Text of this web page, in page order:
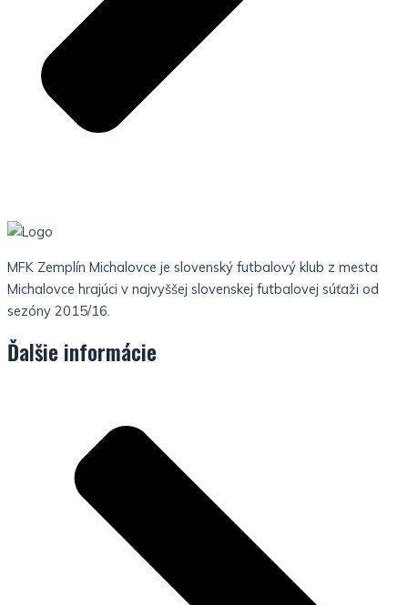
MFK Zemplín Michalovce je slovenský futbalový klub z mesta
Michalovce hrajúci v najvyššej slovenskej futbalovej súťaži od
sezóny 2015/16.
Ďalšie informácie